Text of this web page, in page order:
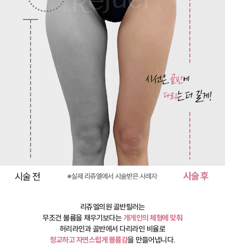
리쥬엘의원 골반필러는
무조건 볼륨을 채우기보다는 개개인의 체형에 맞춰
허리라인과 골반에서 다리라인 비율로
정교하고 자연스럽게 볼륨감을 만들어냅니다.